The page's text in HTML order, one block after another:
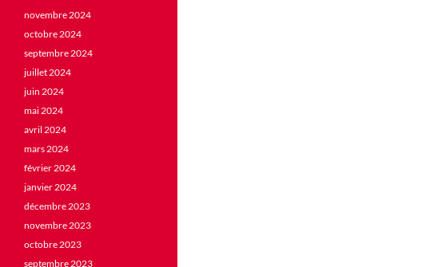
novembre 2024
octobre 2024
septembre 2024
juillet 2024
juin 2024
mai 2024
avril 2024
mars 2024
février 2024
janvier 2024
décembre 2023
novembre 2023
octobre 2023
septembre 2023